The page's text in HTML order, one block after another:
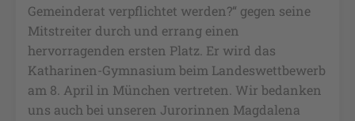
Gemeinderat verpflichtet werden?“ gegen seine
Mitstreiter durch und errang einen
hervorragenden ersten Platz. Er wird das
Katharinen-Gymnasium beim Landeswettbewerb
am 8. April in München vertreten. Wir bedanken
uns auch bei unseren Jurorinnen Magdalena